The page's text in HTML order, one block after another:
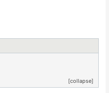
[collapse]